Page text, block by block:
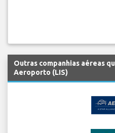
Outras companhias aéreas
Aeroporto (LIS)